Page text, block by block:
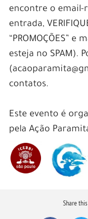
encontre o email-
entrada,
“PROMOÇÕES”
esteja no SPAM).
contatos.
Este evento é
pela Ação
Share